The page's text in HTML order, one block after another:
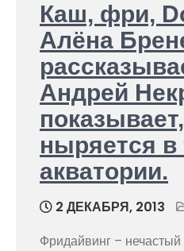
Каш, фри,
Алёна
Андрей
ныряется в
акватории.
2 ДЕКАБРЯ, 2013
Фридайвинг – нечастый